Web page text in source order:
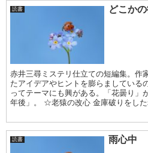
読書 どこか
赤井三尋ミステリ仕立ての短編集。作
たアイデアやヒントを膨らましている
ってテーマにも興がある。「花曇り」
年後」。 ☆老猿の改心 金庫破りをし
読書 雨心中